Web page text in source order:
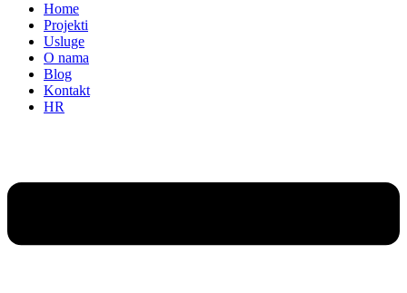
Home
Projekti
Usluge
O nama
Blog
Kontakt
HR